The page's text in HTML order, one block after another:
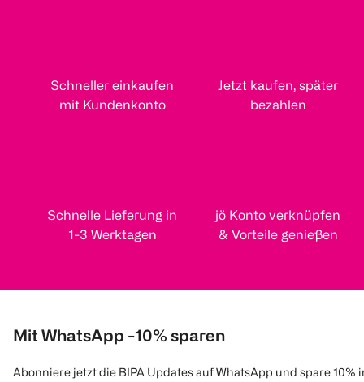
Schneller einkaufen
mit Kundenkonto
Jetzt kaufen, später
bezahlen
Schnelle Lieferung in
1-3 Werktagen
jö Konto verknüpfen
& Vorteile genießen
Mit WhatsApp -10% sparen
Abonniere jetzt die BIPA Updates auf WhatsApp und spare 10%